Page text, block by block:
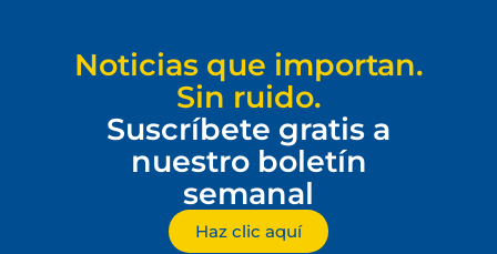
Noticias que importan.
Sin ruido.
Suscríbete gratis a
nuestro boletín
semanal
Haz clic aquí